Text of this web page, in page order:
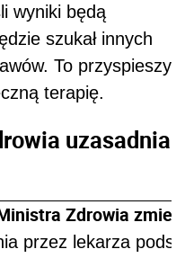
wyniki będą
szukał innych
To przyspieszy
terapię.
uzasadnia
Zdrowia
przez lekarza